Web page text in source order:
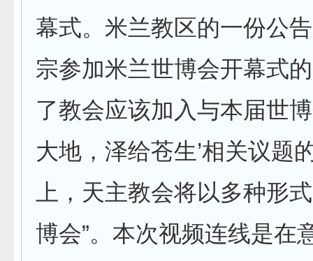
幕式。米兰教区的一份公
宗参加米兰世博会开幕式
了教会应该加入与本届世
大地，泽给苍生’相关议题
上，天主教会将以多种形
博会”。本次视频连线是在